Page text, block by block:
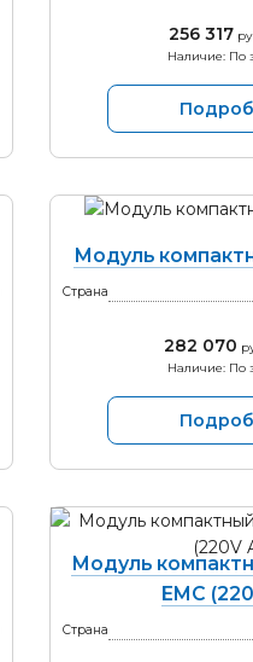
256 317
Наличие: По
Модуль
Страна
282 070
Наличие: По
Модуль
EMC
Страна